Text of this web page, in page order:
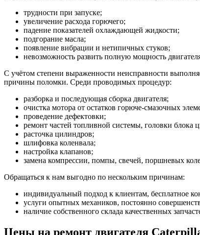
трудности при запуске;
увеличение расхода горючего;
падение показателей охлаждающей жидкости;
подгорание масла;
появление вибрации и нетипичных стуков;
невозможность развить полную мощность
С учётом степени выраженности неисправности
причины поломки. Среди проводимых процедур:
разборка и последующая сборка двигателя;
очистка мотора от остатков горюче-смазочных
проведение дефектовки;
ремонт частей топливной системы, головки блока
расточка цилиндров;
шлифовка коленвала;
настройка клапанов;
замена компрессии, помпы, свечей, поршневых
Обращаться к нам выгодно по нескольким причинам:
индивидуальный подход к клиентам, бесплатное
услуги опытных механиков, постоянно
наличие собственного склада качественных
Цены на ремонт двигателя